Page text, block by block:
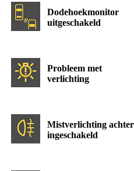
Dodehoekmonitor
uitgeschakeld
Probleem met
verlichting
Mistverlichting achter
ingeschakeld